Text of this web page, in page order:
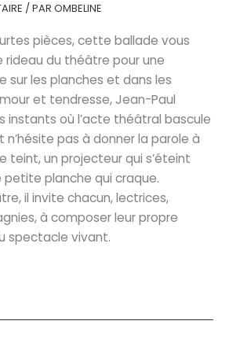
/ PAR OMBELINE
pièces, cette ballade vous
rideau du théâtre pour une
sur les planches et dans les
et tendresse, Jean-Paul
instants où l’acte théâtral bascule
n’hésite pas à donner la parole à
teint, un projecteur qui s’éteint
planche qui craque.
il invite chacun, lectrices,
à composer leur propre
spectacle vivant.